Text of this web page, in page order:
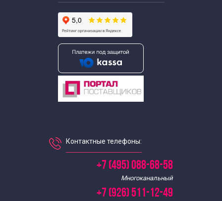
Контактные телефоны:
+7 (495) 088-68-58
Многоканальный
+7 (926) 511-12-49